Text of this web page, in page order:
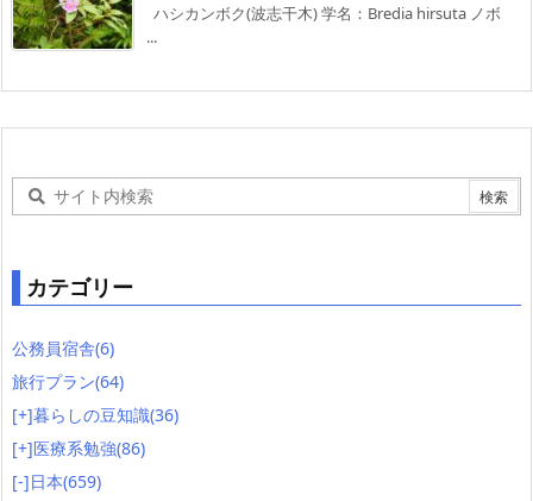
ハシカンボク(波志干木) 学名：Bredia hirsuta ノボ
...
カテゴリー
公務員宿舎(6)
旅行プラン(64)
[+]暮らしの豆知識(36)
[+]医療系勉強(86)
[-]日本(659)